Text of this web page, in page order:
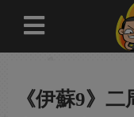
《伊蘇9》